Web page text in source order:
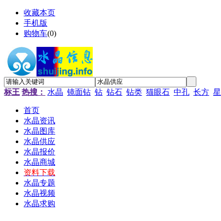
收藏本页
手机版
购物车(0)
标王 热搜： 水晶 镜面钻 钻 钻石 钻类 猫眼石 中孔 长方
首页
水晶资讯
水晶图库
水晶供应
水晶报价
水晶商城
资料下载
水晶专题
水晶视频
水晶求购